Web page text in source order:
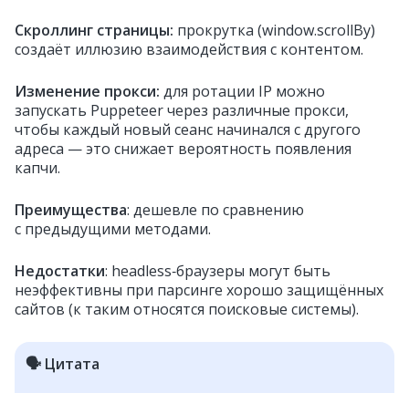
Скроллинг страницы: прокрутка (window.scrollBy)
создаёт иллюзию взаимодействия с контентом.
Изменение прокси: для ротации IP можно
запускать Puppeteer через различные прокси,
чтобы каждый новый сеанс начинался с другого
адреса — это снижает вероятность появления
капчи.
Преимущества: дешевле по сравнению
с предыдущими методами.
Недостатки: headless‑браузеры могут быть
неэффективны при парсинге хорошо защищённых
сайтов (к таким относятся поисковые системы).
🗣️ Цитата